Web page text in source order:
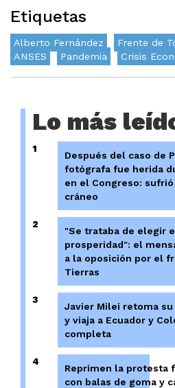
Etiquetas
Alberto Fernández Frente de
ANSES
Pandemia Crisis
Lo más
1
Después del caso de
fotógrafa fue herida
en el Congreso:
cráneo
2
"Se trataba de elegir
prosperidad": el
a la oposición por el
Tierras
3
Javier Milei retoma
y viaja a Ecuador y
completa
4
Reprimen la protesta
con balas de goma y